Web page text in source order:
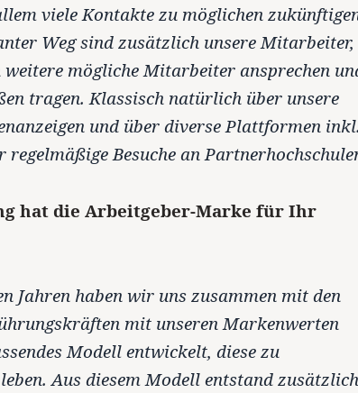
viele Kontakte zu möglichen
Weg sind zusätzlich unsere Mitarbeiter,
mögliche Mitarbeiter ansprechen
tragen. Klassisch natürlich über unsere
und über diverse Plattformen inkl.
Besuche an
hat die Arbeitgeber-Marke für Ihr
Jahren haben wir uns zusammen mit den
mit unseren Markenwerten
Modell entwickelt, diese zu
Aus diesem Modell entstand